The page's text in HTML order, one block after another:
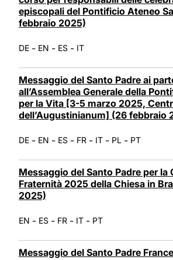
episcopali del Pontificio Ateneo
febbraio 2025)
DE - EN - ES - IT
Messaggio del Santo Padre ai
all’Assemblea Generale della
per la Vita [3-5 marzo 2025,
dell’Augustinianum] (26 febbraio
DE - EN - ES - FR - IT - PL - PT
Messaggio del Santo Padre per la
Fraternità 2025 della Chiesa in
2025)
EN - ES - FR - IT - PT
Messaggio del Santo Padre